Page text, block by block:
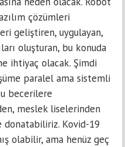
çözümleri
geliştiren, uygulayan,
oluşturan, bu konuda
ihtiyaç olacak. Şimdi
paralel ama sistemli
becerilere
meslek liselerinden
Kovid-19
olabilir, ama henüz geç